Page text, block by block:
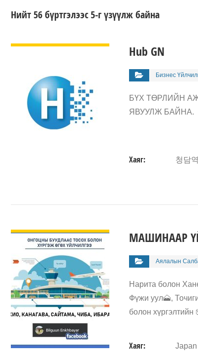
Нийт 56 бүртгэлээс 5-г үзүүлж байна
Hub GN
Бизнес
БҮХ ТӨРЛИЙН
ЯВУУЛЖ БАЙНА.
Хаяг: 청담역
МАШИНААР
Аялалын
Нарита болон
Фүжи уул🗻,
болон
Хаяг: Japan